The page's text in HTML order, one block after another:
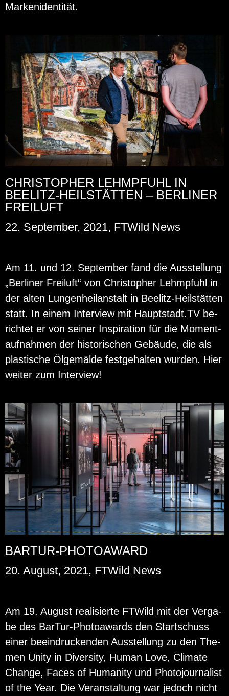
Mar­ken­iden­ti­tät.
CHRISTOPHER LEHMPFUHL IN
BEELITZ-HEILSTÄTTEN – BERLINER
FREILUFT
22. September, 2021, FTWild News
Am 11. und 12. Sep­tem­ber fand die Aus­stel­lung
„Ber­li­ner Frei­luft“ von Chris­to­pher Lehm­pfuhl in
der alten Lun­gen­heil­an­stalt in Bee­litz-Heil­stät­ten
statt. In einem In­ter­view mit Haupt­stadt.TV be­
rich­tet er von sei­ner In­spi­ra­ti­on für die Mo­ment­
auf­nah­men der his­to­ri­schen Ge­bäu­de, die als
plas­ti­sche Öl­ge­mäl­de fest­ge­hal­ten wur­den. Hier
wei­ter zum In­ter­view!
BARTUR-PHOTOAWARD
20. August, 2021, FTWild News
Am 19. Au­gust rea­li­sier­te FT­Wild mit der Ver­ga­
be des Bar­Tur-Pho­to­awards den Start­schuss
einer be­ein­dru­cken­den Aus­stel­lung zu den The­
men Unity in Di­ver­si­ty, Human Love, Cli­ma­te
Chan­ge, Faces of Hu­ma­ni­ty und Pho­to­jour­na­list
of the Year. Die Ver­an­stal­tung war je­doch nicht